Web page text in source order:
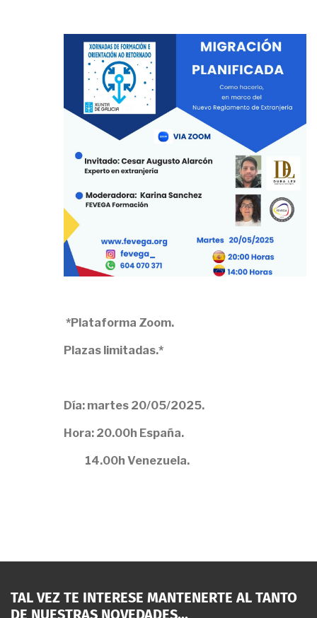
*Plataforma Zoom.
Plazas limitadas.*
Día: martes 20/05/2025.
Hora: 20.00h España.
14.00h Venezuela.
TAL VEZ TE INTERESE MANTENERTE AL TANTO